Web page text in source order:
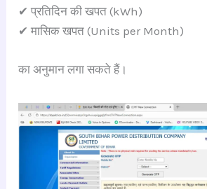
✔ प्रतिदिन की खपत (kWh)
✔ मासिक खपत (Units per Month)
का अनुमान लगा सकते हैं।